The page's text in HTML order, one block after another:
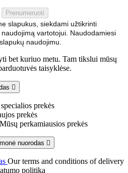
slapukus, siekdami užtikrinti
vartotojui. Naudodamiesi
naudojimu.
bet kuriuo metu. Tam tikslui mūsų
taisyklėse.

prekės
prekės
Mūsų perkamiausios prekės
nuorodas 
Our terms and conditions of delivery
politika